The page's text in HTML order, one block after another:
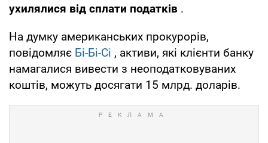
ухилялися від сплати податків .
На думку американських прокурорів,
повідомляє Бі-Бі-Сі , активи, які клієнти банку
намагалися вивести з неоподатковуваних
коштів, можуть досягати 15 млрд. доларів.